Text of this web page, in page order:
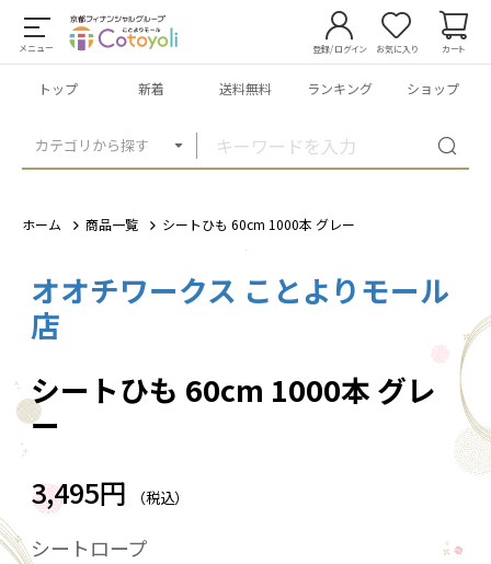
メニュー
カテゴリから探す
登録/ログイン お気に入り カート
トップ 新着 送料無料 ランキング ショップ
ホーム 商品一覧 シートひも 60cm 1000本 グレー
1
オオチワークス ことよりモール
店
シートひも 60cm 1000本 グレ
ー
3,495円 （税込）
シートロープ